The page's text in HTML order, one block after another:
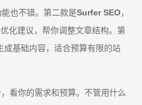
也不错。第二款是Surfer SEO，
化建议，帮你调整文章结构。第
成基础内容，适合预算有限的站
看你的需求和预算。不管用什么